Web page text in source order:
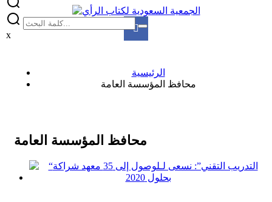
x
الرئيسية
محافظ المؤسسة العامة
محافظ المؤسسة العامة